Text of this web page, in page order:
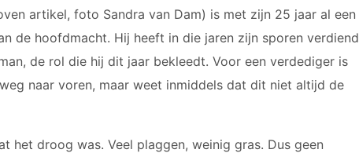
JM
artikel, foto Sandra van Dam) is met zijn 25 jaar al een
de hoofdmacht. Hij heeft in die jaren zijn sporen verdiend
de rol die hij dit jaar bekleedt. Voor een verdediger is
naar voren, maar weet inmiddels dat dit niet altijd de
het droog was. Veel plaggen, weinig gras. Dus geen